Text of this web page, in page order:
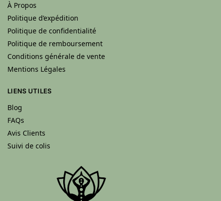
À Propos
Politique d’expédition
Politique de confidentialité
Politique de remboursement
Conditions générale de vente
Mentions Légales
LIENS UTILES
Blog
FAQs
Avis Clients
Suivi de colis